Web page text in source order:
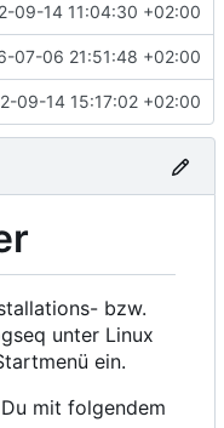
09-14 11:04:30 +02:00
07-06 21:51:48 +02:00
09-14 15:17:02 +02:00
bzw.
unter Linux
ein.
mit folgendem